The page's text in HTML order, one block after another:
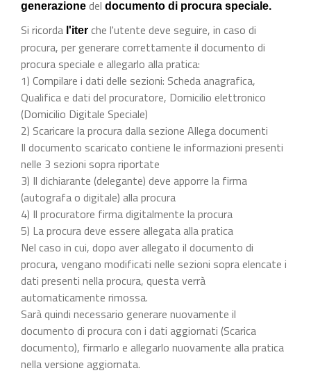
generazione del documento di procura speciale.
Si ricorda l'iter che l'utente deve seguire, in caso di
procura, per generare correttamente il documento di
procura speciale e allegarlo alla pratica:
1) Compilare i dati delle sezioni: Scheda anagrafica,
Qualifica e dati del procuratore, Domicilio elettronico
(Domicilio Digitale Speciale)
2) Scaricare la procura dalla sezione Allega documenti
Il documento scaricato contiene le informazioni presenti
nelle 3 sezioni sopra riportate
3) Il dichiarante (delegante) deve apporre la firma
(autografa o digitale) alla procura
4) Il procuratore firma digitalmente la procura
5) La procura deve essere allegata alla pratica
Nel caso in cui, dopo aver allegato il documento di
procura, vengano modificati nelle sezioni sopra elencate i
dati presenti nella procura, questa verrà
automaticamente rimossa.
Sarà quindi necessario generare nuovamente il
documento di procura con i dati aggiornati (Scarica
documento), firmarlo e allegarlo nuovamente alla pratica
nella versione aggiornata.